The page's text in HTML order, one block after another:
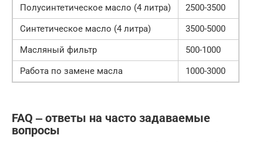
Полусинтетическое масло (4 литра)
2500-3500
Синтетическое масло (4 литра)
3500-5000
Масляный фильтр
500-1000
Работа по замене масла
1000-3000
FAQ ‒ ответы на часто задаваемые
вопросы